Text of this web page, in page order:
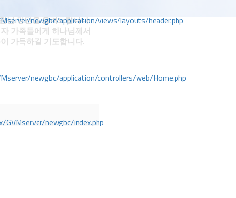
newgbc/application/views/layouts/header.php
newgbc/application/controllers/web/Home.php
newgbc/index.php
님 명단을 올려드립니다.
가족들에게 하나님께서
가득하길 기도합니다.